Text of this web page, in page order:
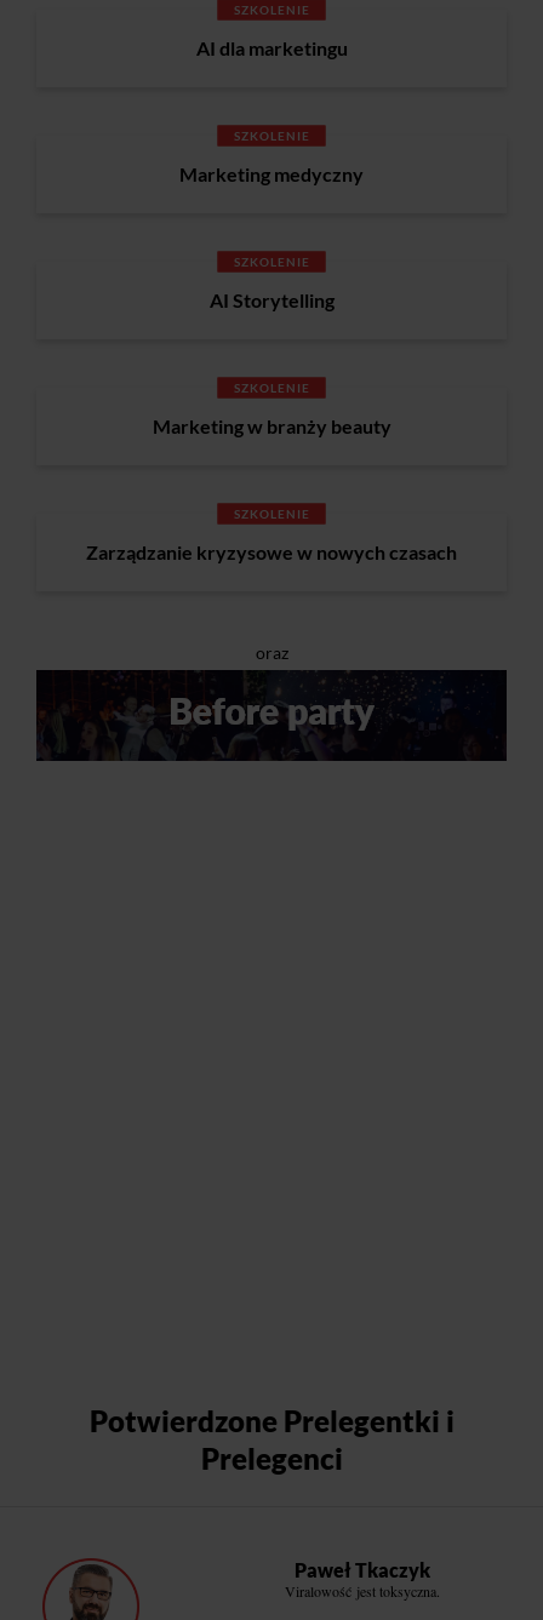
SZKOLENIE
AI dla marketingu
SZKOLENIE
Marketing medyczny
SZKOLENIE
AI Storytelling
SZKOLENIE
Marketing w branży beauty
SZKOLENIE
Zarządzanie kryzysowe w nowych czasach
oraz
Potwierdzone Prelegentki i
Prelegenci
Paweł Tkaczyk
Viralowość jest toksyczna.